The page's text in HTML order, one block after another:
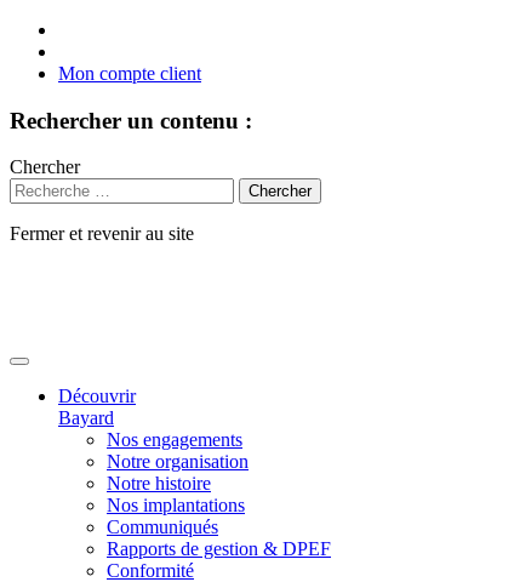
Mon compte client
Rechercher un contenu :
Chercher
Fermer et revenir au site
Découvrir
Bayard
Nos engagements
Notre organisation
Notre histoire
Nos implantations
Communiqués
Rapports de gestion & DPEF
Conformité